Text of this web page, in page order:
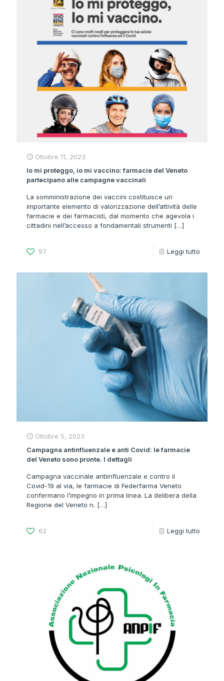
Ottobre 11, 2023
Io mi proteggo, io mi vaccino: farmacie del Veneto
partecipano alle campagne vaccinali
La somministrazione dei vaccini costituisce un
importante elemento di valorizzazione dell’attività delle
farmacie e dei farmacisti, dal momento che agevola i
cittadini nell’accesso a fondamentali strumenti […]
97 Leggi tutto
Ottobre 5, 2023
Campagna antinfluenzale e anti Covid: le farmacie
del Veneto sono pronte. I dettagli
Campagna vaccinale antiinfluenzale e contro il
Covid-19 al via, le farmacie di Federfarma Veneto
confermano l’impegno in prima linea. La delibera della
Regione del Veneto n. […]
62 Leggi tutto